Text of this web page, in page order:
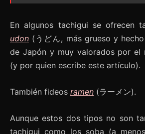
En algunos tachigui se ofrecen
udon (うどん, más grueso y
de Japón y muy valorados por el
(y por quien escribe este artículo).
También fideos ramen (ラーメン).
Aunque estos dos tipos no son
tachigui como los soba (a